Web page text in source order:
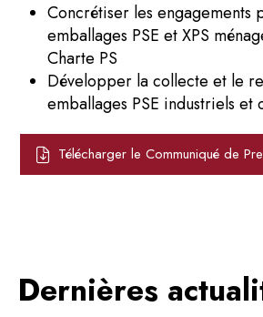
Concrétiser les engagements
emballages PSE et XPS
Charte PS
Développer la collecte et le
emballages PSE industriels et
Télécharger le Communiqué de
Dernières